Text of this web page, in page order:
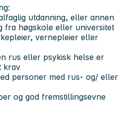
utdanning, eller annen
fra høgskole eller universitet
vernepleier eller
rus eller psykisk helse er
krav
personer med rus- og/ eller
og god fremstillingsevne